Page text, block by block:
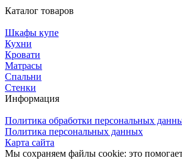
Каталог товаров
Шкафы купе
Кухни
Кровати
Матрасы
Cпальни
Стенки
Информация
Политика обработки персональных
Политика персональных данных
Карта сайта
Мы сохраняем файлы cookie: это помогает